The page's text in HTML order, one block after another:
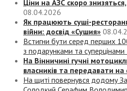
Ціни на АЗС скоро
08.04.2026
Як працюють суші-
війни: досвід «Сушия»
Встигни бути серед перших
з подарунками та суперцінами
На Вінничині гучні
власників та передавати
На щиті повернувся додому